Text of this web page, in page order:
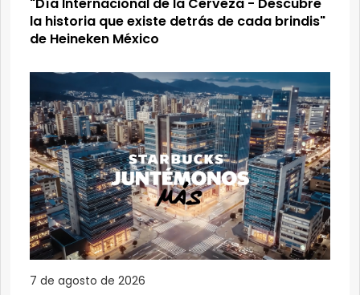
la historia que existe detrás de cada brindis"
de Heineken México
7 de agosto de 2026